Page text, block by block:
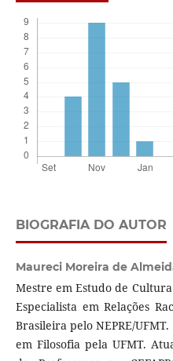
BIOGRAFIA DO AUTOR
Maureci Moreira de
Mestre em Estudo de Cultura
Especialista em Relações
Brasileira pelo NEPRE/
em Filosofia pela UFMT.